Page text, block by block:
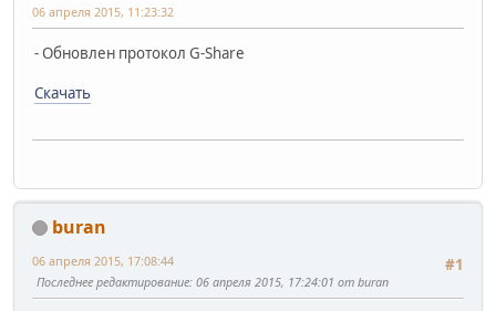
06 апреля 2015, 11:23:32
- Обновлен протокол G-Share
Скачать
buran
#1
06 апреля 2015, 17:08:44
Последнее редактирование: 06 апреля 2015, 17:24:01 от buran